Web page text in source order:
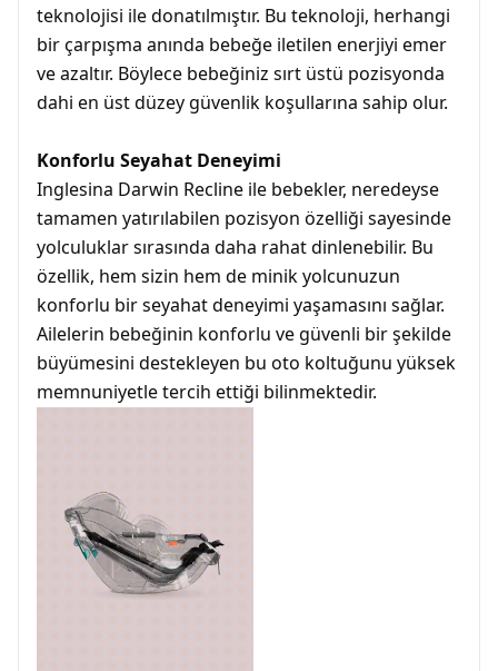
teknolojisi ile donatılmıştır. Bu teknoloji, herhangi
bir çarpışma anında bebeğe iletilen enerjiyi emer
ve azaltır. Böylece bebeğiniz sırt üstü pozisyonda
dahi en üst düzey güvenlik koşullarına sahip olur.
Konforlu Seyahat Deneyimi
Inglesina Darwin Recline ile bebekler, neredeyse
tamamen yatırılabilen pozisyon özelliği sayesinde
yolculuklar sırasında daha rahat dinlenebilir. Bu
özellik, hem sizin hem de minik yolcunuzun
konforlu bir seyahat deneyimi yaşamasını sağlar.
Ailelerin bebeğinin konforlu ve güvenli bir şekilde
büyümesini destekleyen bu oto koltuğunu yüksek
memnuniyetle tercih ettiği bilinmektedir.